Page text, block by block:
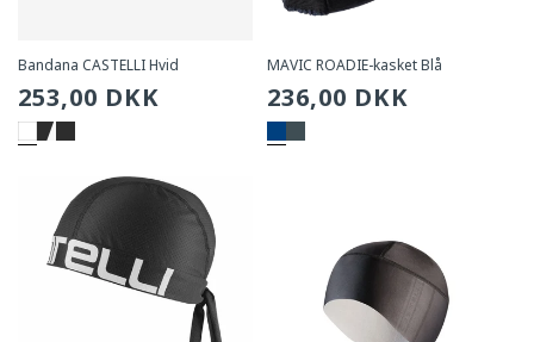
Bandana CASTELLI Hvid
Sædvanlig
pris
253,00 DKK
MAVIC ROADIE-kasket Blå
Sædvanlig
pris
236,00 DKK